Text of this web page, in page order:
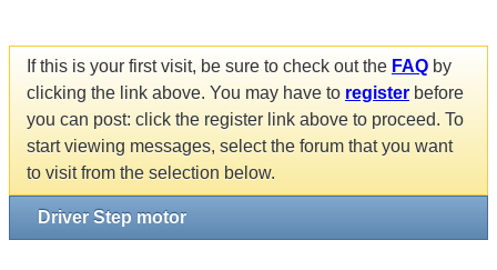
If this is your first visit, be sure to check out the FAQ by
clicking the link above. You may have to register before
you can post: click the register link above to proceed. To
start viewing messages, select the forum that you want
to visit from the selection below.
Driver Step motor